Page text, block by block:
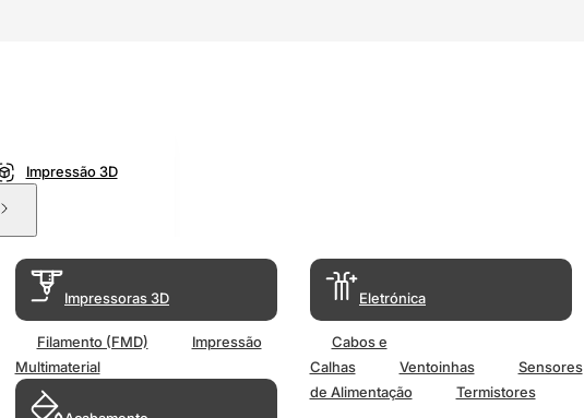
Impressão 3D
Impressoras 3D
Filamento (FMD)
Impressão
Multimaterial
Eletrónica
Cabos e
Calhas
Ventoinhas Sensores
de Alimentação
Termistores